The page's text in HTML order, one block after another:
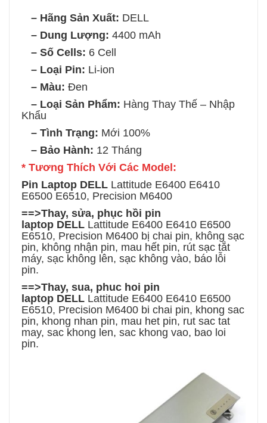
– Hãng Sản Xuất: DELL
– Dung Lượng: 4400 mAh
– Số Cells: 6 Cell
– Loại Pin: Li-ion
– Màu: Đen
– Loại Sản Phẩm: Hàng Thay Thế – Nhập
Khẩu
– Tình Trạng: Mới 100%
– Bảo Hành: 12 Tháng
* Tương Thích Với Các Model:
Pin Laptop DELL Lattitude E6400 E6410
E6500 E6510, Precision M6400
==>Thay, sửa, phục hồi pin
laptop DELL Lattitude E6400 E6410 E6500
E6510, Precision M6400 bị chai pin, không sạc
pin, không nhận pin, mau hết pin, rút sạc tắt
máy, sạc không lên, sạc không vào, báo lỗi
pin.
==>Thay, sua, phuc hoi pin
laptop DELL Lattitude E6400 E6410 E6500
E6510, Precision M6400 bi chai pin, khong sac
pin, khong nhan pin, mau het pin, rut sac tat
may, sac khong len, sac khong vao, bao loi
pin.